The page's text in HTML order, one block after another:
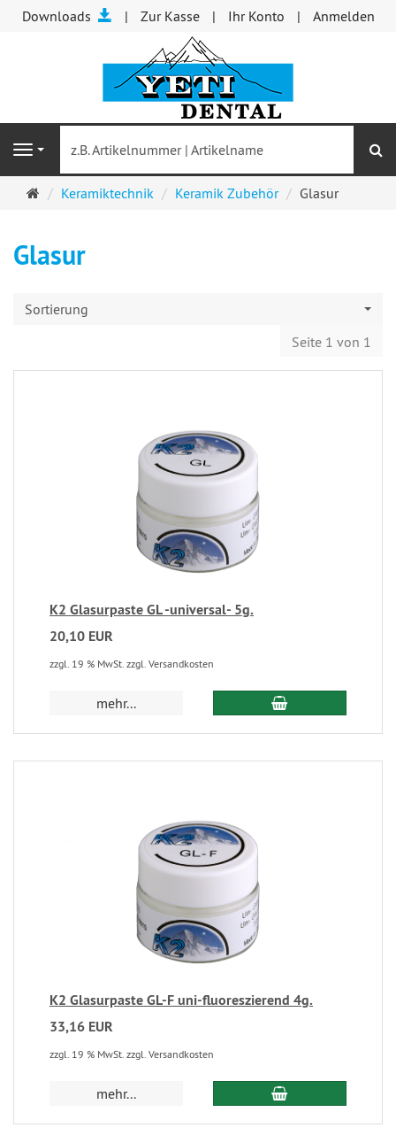
Downloads Zur Kasse Ihr Konto Anmelden
Navigation
Startseite
Keramiktechnik Keramik Zubehör Glasur
Glasur
Sortierung
Seite 1 von 1
K2 Glasurpaste GL -universal- 5g.
20,10 EUR
zzgl. 19 % MwSt. zzgl. Versandkosten
mehr...
K2 Glasurpaste GL-F uni-fluoreszierend 4g.
33,16 EUR
zzgl. 19 % MwSt. zzgl. Versandkosten
mehr...